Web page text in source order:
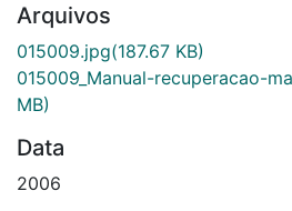
Arquivos
015009.jpg(187.67 KB)
015009_Manual-recuperacao-
MB)
Data
2006